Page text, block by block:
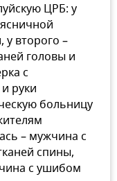
ЦРБ: у
второго –
головы и
с
руки
больницу
– мужчина с
спины,
с ушибом